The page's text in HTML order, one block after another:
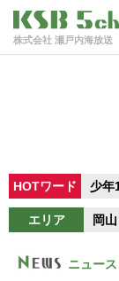
株式会社 瀬戸内海放送
HOTワード 少年
エリア 岡山
ニュース